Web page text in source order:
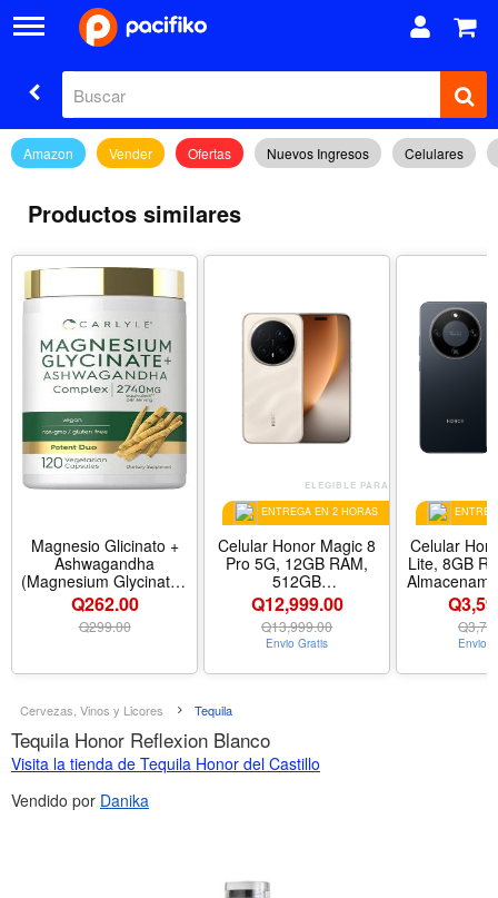
Amazon Vender Ofertas Nuevos Ingresos Celulares
Productos similares
Magnesio Glicinato +
Ashwagandha
(Magnesium Glycinate),
2740 mg, 120 Capsulas,
Carlyle, En Stock
Q262.00
Q299.00
ELEGIBLE PARA
ENTREGA EN 2 HORAS
Celular Honor Magic 8
Pro 5G, 12GB RAM,
512GB
Almacenamiento, Color
Dorado, Dual SIM,
Liberado
Q12,999.00
Q13,999.00
Envio Gratis
Celular
Lite, 8GB
Negro,
Q
Envio
Cervezas, Vinos y Licores Tequila
Tequila Honor Reflexion Blanco
Visita la tienda de Tequila Honor del Castillo
Vendido por Danika